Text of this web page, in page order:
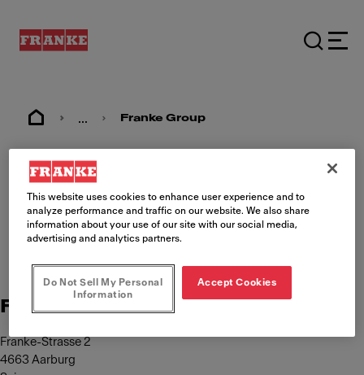
... Franke Group
Editore
Franke Management AG
Franke-Strasse 2
4663 Aarburg
This website uses cookies to enhance user experience and to
analyze performance and traffic on our website. We also share
information about your use of our site with our social media,
advertising and analytics partners.
Do Not Sell My Personal
Information
Accept Cookies